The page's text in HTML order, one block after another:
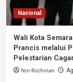
Nasional
Wali Kota
Prancis melalui
Pelestarian
Nor Rochman